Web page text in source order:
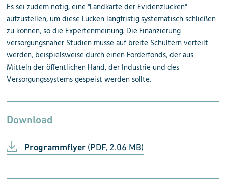
Es sei zudem nötig, eine "Landkarte der Evidenzlücken"
aufzustellen, um diese Lücken langfristig systematisch schließen
zu können, so die Expertenmeinung. Die Finanzierung
versorgungsnaher Studien müsse auf breite Schultern verteilt
werden, beispielsweise durch einen Förderfonds, der aus
Mitteln der öffentlichen Hand, der Industrie und des
Versorgungs­systems gespeist werden sollte.
Download
Programmflyer (PDF, 2.06 MB)